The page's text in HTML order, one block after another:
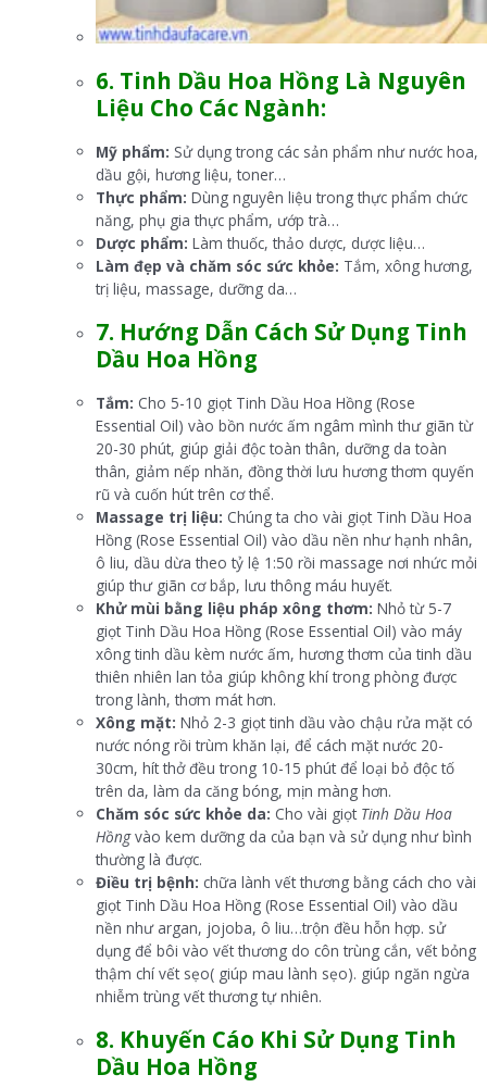
6. Tinh Dầu Hoa Hồng Là Nguyên
Liệu Cho Các Ngành:
Mỹ phẩm: Sử dụng trong các sản phẩm như nước hoa,
dầu gội, hương liệu, toner…
Thực phẩm: Dùng nguyên liệu trong thực phẩm chức
năng, phụ gia thực phẩm, ướp trà…
Dược phẩm: Làm thuốc, thảo dược, dược liệu…
Làm đẹp và chăm sóc sức khỏe: Tắm, xông hương,
trị liệu, massage, dưỡng da…
7. Hướng Dẫn Cách Sử Dụng Tinh
Dầu Hoa Hồng
Tắm: Cho 5-10 giọt Tinh Dầu Hoa Hồng (Rose
Essential Oil) vào bồn nước ấm ngâm mình thư giãn từ
20-30 phút, giúp giải độc toàn thân, dưỡng da toàn
thân, giảm nếp nhăn, đồng thời lưu hương thơm quyến
rũ và cuốn hút trên cơ thể.
Massage trị liệu: Chúng ta cho vài giọt Tinh Dầu Hoa
Hồng (Rose Essential Oil) vào dầu nền như hạnh nhân,
ô liu, dầu dừa theo tỷ lệ 1:50 rồi massage nơi nhức mỏi
giúp thư giãn cơ bắp, lưu thông máu huyết.
Khử mùi bằng liệu pháp xông thơm: Nhỏ từ 5-7
giọt Tinh Dầu Hoa Hồng (Rose Essential Oil) vào máy
xông tinh dầu kèm nước ấm, hương thơm của tinh dầu
thiên nhiên lan tỏa giúp không khí trong phòng được
trong lành, thơm mát hơn.
Xông mặt: Nhỏ 2-3 giọt tinh dầu vào chậu rửa mặt có
nước nóng rồi trùm khăn lại, để cách mặt nước 20-
30cm, hít thở đều trong 10-15 phút để loại bỏ độc tố
trên da, làm da căng bóng, mịn màng hơn.
Chăm sóc sức khỏe da: Cho vài giọt Tinh Dầu Hoa
Hồngvào kem dưỡng da của bạn và sử dụng như bình
thường là được.
Điều trị bệnh: chữa lành vết thương bằng cách cho vài
giọt Tinh Dầu Hoa Hồng (Rose Essential Oil) vào dầu
nền như argan, jojoba, ô liu…trộn đều hỗn hợp. sử
dụng để bôi vào vết thương do côn trùng cắn, vết bỏng
thậm chí vết sẹo( giúp mau lành sẹo). giúp ngăn ngừa
nhiễm trùng vết thương tự nhiên.
8. Khuyến Cáo Khi Sử Dụng Tinh
Dầu Hoa Hồng